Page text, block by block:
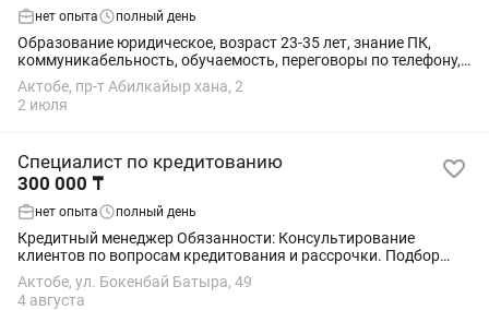
нет опыта полный день
Образование юридическое, возраст 23-35 лет, знание ПК,
коммуникабельность, обучаемость, переговоры по телефону,
честность.
Актобе, пр-т Абилкайыр хана, 2
2 июля
Специалист по кредитованию
300 000 ₸
нет опыта полный день
Кредитный менеджер Обязанности: Консультирование
клиентов по вопросам кредитования и рассрочки. Подбор
наиболее выгодных условий финансирования. Подготовка и
оформление кредитных договоров. ...
Актобе, ул. Бокенбай Батыра, 49
4 августа